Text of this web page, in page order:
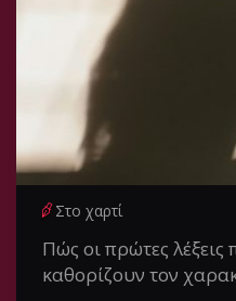
Στο χαρτί
Πώς οι πρώτες λέξεις
καθορίζουν τον